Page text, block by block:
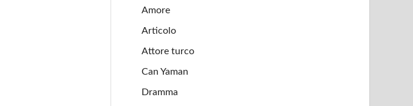
Amore
Articolo
Attore turco
Can Yaman
Dramma